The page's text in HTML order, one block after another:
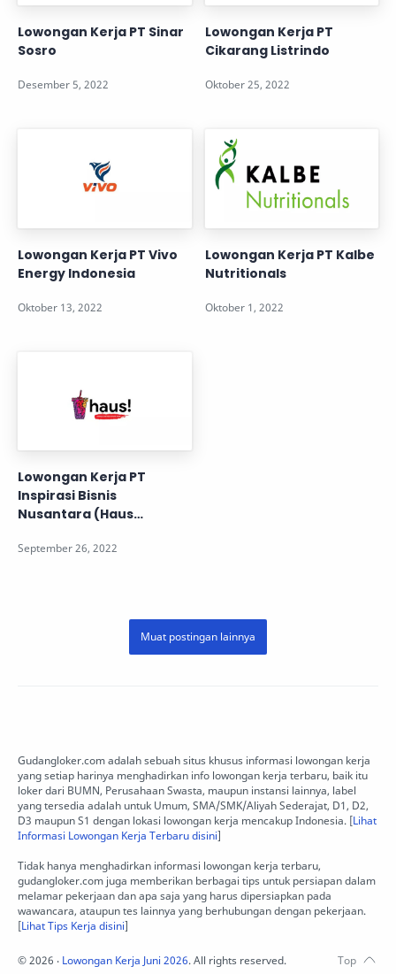
Lowongan Kerja PT Sinar
Sosro
Lowongan Kerja PT
Cikarang Listrindo
Lowongan Kerja PT Vivo
Energy Indonesia
Lowongan Kerja PT Kalbe
Nutritionals
Lowongan Kerja PT
Inspirasi Bisnis
Nusantara (Haus
Gudangloker.com adalah sebuah situs khusus informasi lowongan kerja
yang setiap harinya menghadirkan info lowongan kerja terbaru, baik itu
loker dari BUMN, Perusahaan Swasta, maupun instansi lainnya, label
yang tersedia adalah untuk Umum, SMA/SMK/Aliyah Sederajat, D1, D2,
D3 maupun S1 dengan lokasi lowongan kerja mencakup Indonesia. [Lihat
Informasi Lowongan Kerja Terbaru disini]
Tidak hanya menghadirkan informasi lowongan kerja terbaru,
gudangloker.com juga memberikan berbagai tips untuk persiapan dalam
melamar pekerjaan dan apa saja yang harus dipersiapkan pada
wawancara, ataupun tes lainnya yang berhubungan dengan pekerjaan.
[Lihat Tips Kerja disini]
©2026 ‧ Lowongan Kerja Juni 2026. All rights reserved.